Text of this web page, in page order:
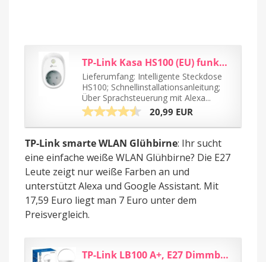
TP-Link Kasa HS100 (EU) funktionieren mit Alexa Smart Home WLAN Steckdose...
Lieferumfang: Intelligente Steckdose
HS100; Schnellinstallationsanleitung;
Über Sprachsteuerung mit Alexa...
20,99 EUR
TP-Link smarte WLAN Glühbirne: Ihr sucht
eine einfache weiße WLAN Glühbirne? Die E27
Leute zeigt nur weiße Farben an und
unterstützt Alexa und Google Assistant. Mit
17,59 Euro liegt man 7 Euro unter dem
Preisvergleich.
TP-Link LB100 A+, E27 Dimmbare Intelligente WLAN-LED Glühbirne, Plastik, 7 watts...